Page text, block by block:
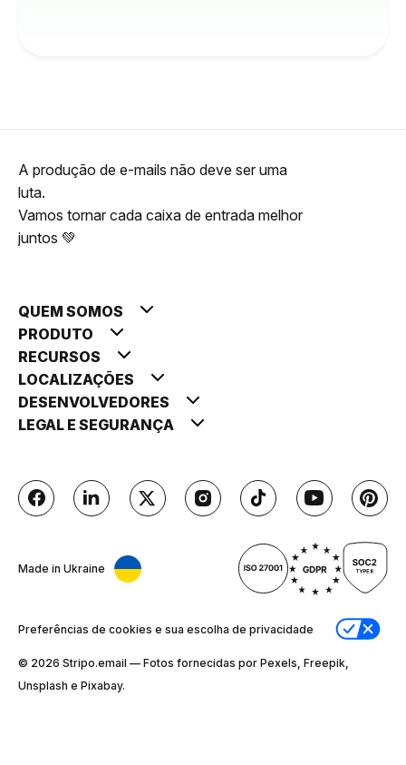
A produção de e-mails não deve ser uma
luta.
Vamos tornar cada caixa de entrada melhor
juntos 💚
QUEM SOMOS
PRODUTO
RECURSOS
LOCALIZAÇÕES
DESENVOLVEDORES
LEGAL E SEGURANÇA
Made in Ukraine
Preferências de cookies e sua escolha de privacidade
© 2026 Stripо.email — Fotos fornecidas por Pexels, Freepik,
Unsplash e Pixabay.